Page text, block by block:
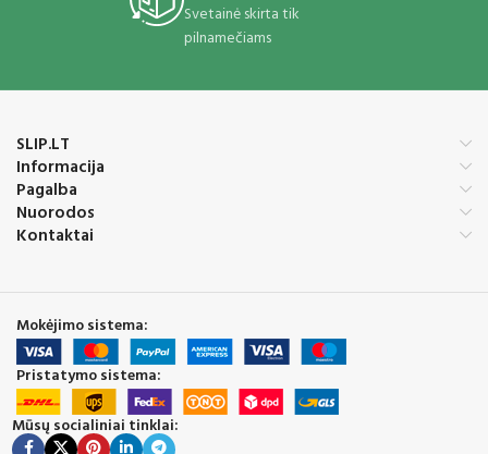
Svetainė skirta tik
pilnamečiams
SLIP.LT
Informacija
Pagalba
Nuorodos
Kontaktai
Mokėjimo sistema:
Pristatymo sistema:
Mūsų socialiniai tinklai: